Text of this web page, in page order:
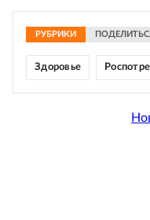
РУБРИКИ
Здоровье